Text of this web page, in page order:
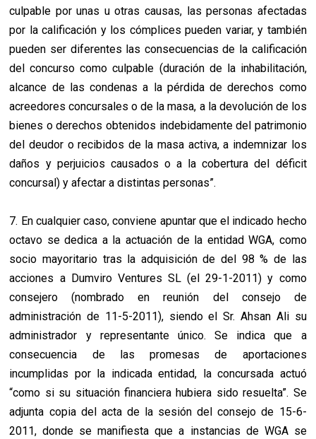
culpable por unas u otras causas, las personas afectadas
por la calificación y los cómplices pueden variar, y también
pueden ser diferentes las consecuencias de la calificación
del concurso como culpable (duración de la inhabilitación,
alcance de las condenas a la pérdida de derechos como
acreedores concursales o de la masa, a la devolución de los
bienes o derechos obtenidos indebidamente del patrimonio
del deudor o recibidos de la masa activa, a indemnizar los
daños y perjuicios causados o a la cobertura del déficit
concursal) y afectar a distintas personas”.
7. En cualquier caso, conviene apuntar que el indicado hecho
octavo se dedica a la actuación de la entidad WGA, como
socio mayoritario tras la adquisición de del 98 % de las
acciones a Dumviro Ventures SL (el 29-1-2011) y como
consejero (nombrado en reunión del consejo de
administración de 11-5-2011), siendo el Sr. Ahsan Ali su
administrador y representante único. Se indica que a
consecuencia de las promesas de aportaciones
incumplidas por la indicada entidad, la concursada actuó
“como si su situación financiera hubiera sido resuelta”. Se
adjunta copia del acta de la sesión del consejo de 15-6-
2011, donde se manifiesta que a instancias de WGA se